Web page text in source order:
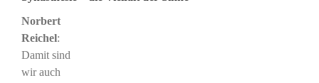
Norbert
Reichel:
Damit sind
wir auch